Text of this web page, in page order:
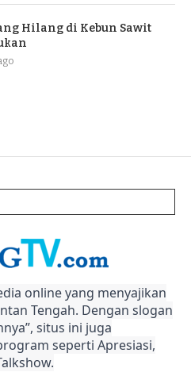
Hilang di Kebun Sawit
online yang menyajikan
Tengah. Dengan slogan
situs ini juga
seperti Apresiasi,